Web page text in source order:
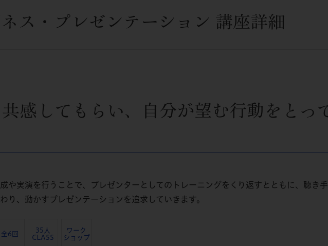
ネス・プレゼンテーション 講座詳細
感してもらい、自分が望む行動をとっ
や実演を行うことで、プレゼンターとしてのトレーニングをくり返すとともに、聴き
り、動かすプレゼンテーションを追求していきます。
全6回
35人
CLASS
ワーク
ショップ